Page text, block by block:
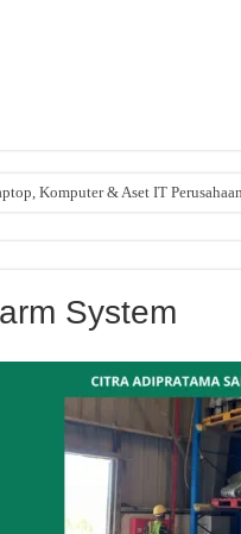
Komputer & Aset IT
System